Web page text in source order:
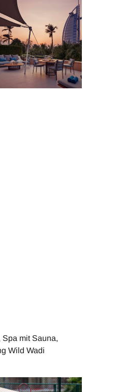
mit Sauna,
Wild Wadi